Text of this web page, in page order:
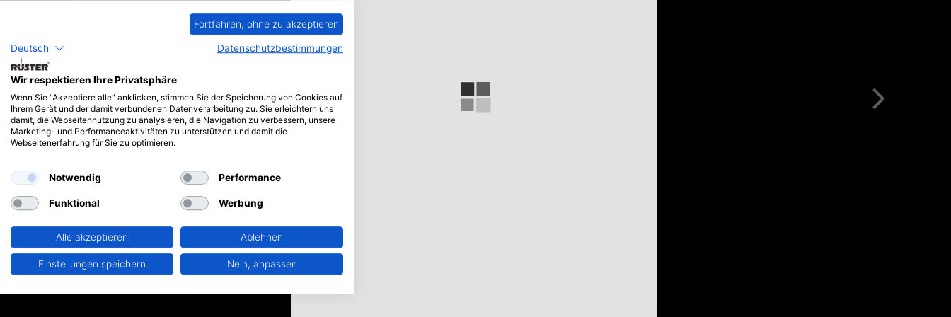
Fortfahren, ohne zu akzeptieren
Deutsch Datenschutzbestimmungen
Wir respektieren Ihre Privatsphäre
Wenn Sie "Akzeptiere alle" anklicken, stimmen Sie der Speicherung von Cookies auf
Ihrem Gerät und der damit verbundenen Datenverarbeitung zu. Sie erleichtern uns
damit, die Webseitennutzung zu analysieren, die Navigation zu verbessern, unsere
Marketing- und Performanceaktivitäten zu unterstützen und damit die
Webseitenerfahrung für Sie zu optimieren.
Notwendig Performance
Funktional Werbung
Alle akzeptieren Ablehnen
Einstellungen speichern Nein, anpassen